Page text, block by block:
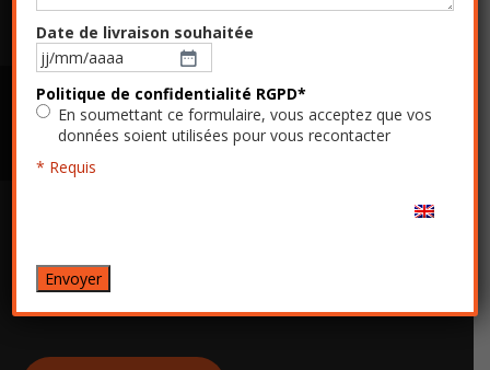
VOTRE EXPERT EN CONSTRUCTION
NAVALE ALUMINIUM
20 ans d’expérience • Navires passagers et bateaux de travail de 10 à 35 m
Date de livraison souhaitée
JJ
slash
MM
slash
Politique de confidentialité RGPD*
En soumettant ce formulaire, vous acceptez que vos
données soient utilisées pour vous recontacter
* Requis